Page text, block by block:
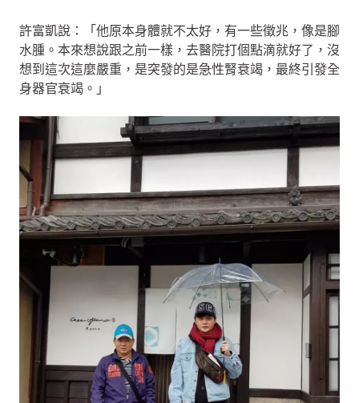
許富凱說：「他原本身體就不太好，有一些徵兆，像是腳
水腫。本來想說跟之前一樣，去醫院打個點滴就好了，沒
想到這次這麼嚴重，是突發的是急性腎衰竭，最終引發全
身器官衰竭。」